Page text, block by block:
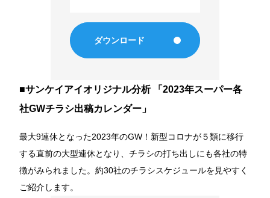
ダウンロード
■サンケイアイオリジナル分析 「2023年スーパー各
社GWチラシ出稿カレンダー」
最大9連休となった2023年のGW！新型コロナが５類に移行
する直前の大型連休となり、チラシの打ち出しにも各社の特
徴がみられました。約30社のチラシスケジュールを見やすく
ご紹介します。